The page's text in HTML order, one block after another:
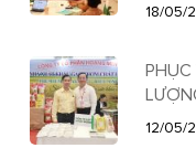
18/05/
12/05/